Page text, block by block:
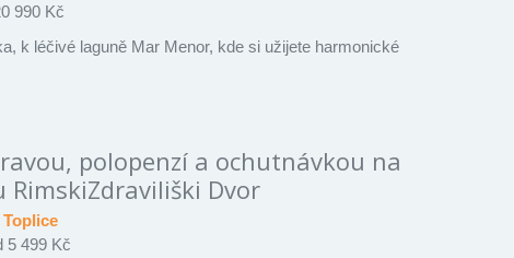
990 Kč
k léčivé laguně Mar Menor, kde si užijete harmonické
polopenzí a ochutnávkou na
Dvor
5 499 Kč